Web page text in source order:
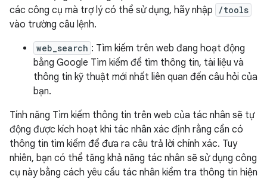
các công cụ mà trợ lý có thể sử dụng, hãy nhập
/tools
vào trường câu lệnh.
web_search : Tìm kiếm trên web đang hoạt động
bằng Google Tìm kiếm để tìm thông tin, tài liệu và
thông tin kỹ thuật mới nhất liên quan đến câu hỏi của
bạn.
Tính năng Tìm kiếm thông tin trên web của tác nhân sẽ tự
động được kích hoạt khi tác nhân xác định rằng cần có
thông tin tìm kiếm để đưa ra câu trả lời chính xác. Tuy
nhiên, bạn có thể tăng khả năng tác nhân sẽ sử dụng công
cụ này bằng cách yêu cầu tác nhân kiểm tra thông tin hiện